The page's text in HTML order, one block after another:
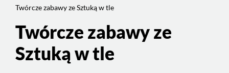
Twórcze zabawy ze Sztuką w tle
Twórcze zabawy ze
Sztuką w tle